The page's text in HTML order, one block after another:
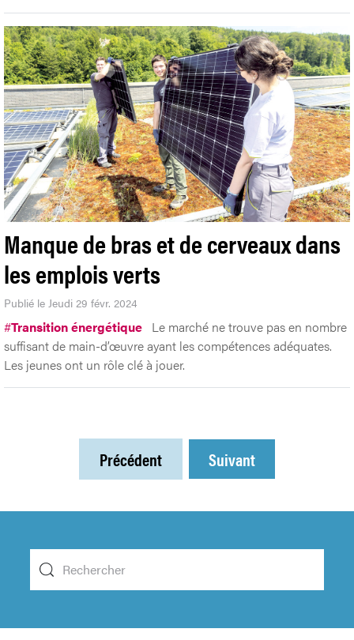
Manque de bras et de cerveaux dans
les emplois verts
Publié le Jeudi 29 févr. 2024
#Transition énergétique Le marché ne trouve pas en nombre
suffisant de main-d’œuvre ayant les compétences adéquates.
Les jeunes ont un rôle clé à jouer.
Précédent Suivant